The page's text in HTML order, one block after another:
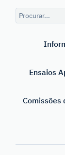
Línguas
Espanhola
Society
Genetics
Consulta
de
Ensaios
Comissões